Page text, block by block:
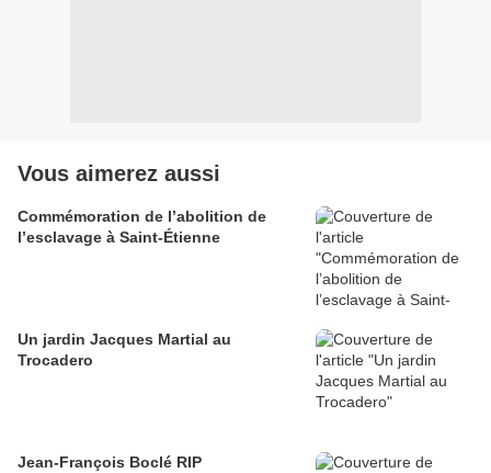
Vous aimerez aussi
Commémoration de l’abolition de
l’esclavage à Saint-Étienne
Un jardin Jacques Martial au
Trocadero
Jean-François Boclé RIP